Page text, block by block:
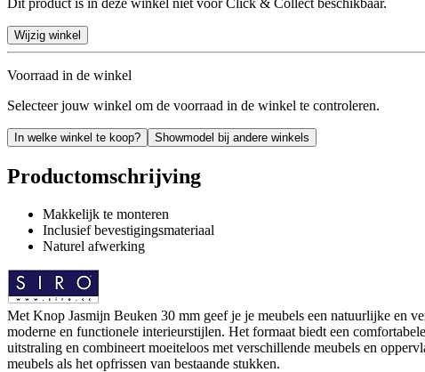
Wijzig winkel
Voorraad in de winkel
Selecteer jouw winkel om de voorraad in de winkel te controleren.
In welke winkel te koop? Showmodel bij andere winkels
Productomschrijving
Makkelijk te monteren
Inclusief bevestigingsmateriaal
Naturel afwerking
Met Knop Jasmijn Beuken 30 mm geef je je meubels een natuurlijke en
moderne en functionele interieurstijlen. Het formaat biedt een
uitstraling en combineert moeiteloos met verschillende meubels en
meubels als het opfrissen van bestaande stukken.